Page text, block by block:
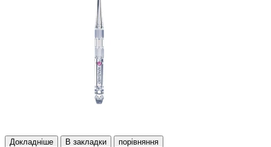
Докладнiше В закладки порівняння